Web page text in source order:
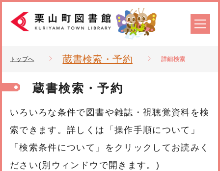
トップへ 蔵書検索・予約 詳細検索
蔵書検索・予約
いろいろな条件で図書や雑誌・視聴覚資料を検
索できます。詳しくは「操作手順について」
「検索条件について」をクリックしてお読みく
ださい(別ウィンドウで開きます。)